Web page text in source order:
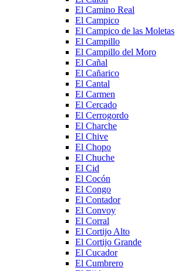
El Camino Real
El Campico
El Campico de las Moletas
El Campillo
El Campillo del Moro
El Cañal
El Cañarico
El Cantal
El Carmen
El Cercado
El Cerrogordo
El Charche
El Chive
El Chopo
El Chuche
El Cid
El Cocón
El Congo
El Contador
El Convoy
El Corral
El Cortijo Alto
El Cortijo Grande
El Cucador
El Cumbrero